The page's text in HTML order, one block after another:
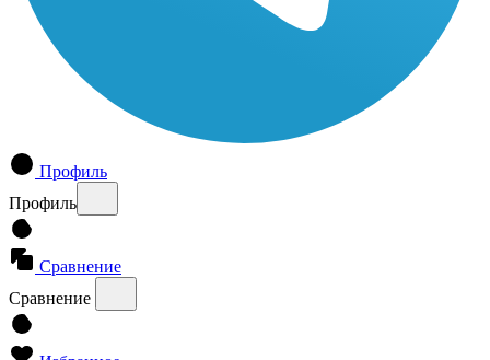
Профиль
Профиль
Сравнение
Сравнение